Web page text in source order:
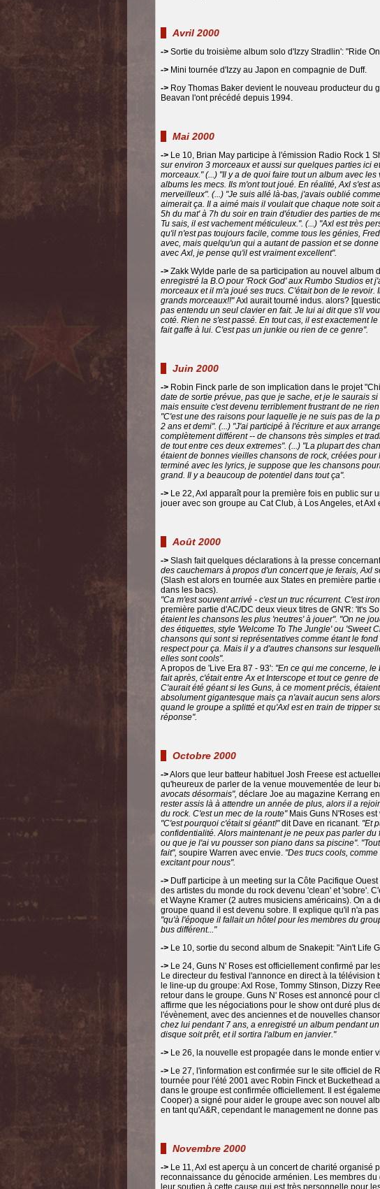
Avril 2000
-> Sortie du troisième album solo d'Izzy Stradlin': "Ride
-> Mini tournée d'Izzy au Japon en compagnie de Duff.
-> Roy Thomas Baker devient le nouveau producteur du
Beavan l'ont précédé depuis 1994.
Mai 2000
-> Le 10, Brian May participe à l'émission Radio Rock 1
sur environ 3 morceaux et aussi sur quelques parties ici
morceaux." (...) "Il y a de quoi faire tout un album avec
albums les mecs. Ils m'ont tout joué. En réalité, Axl s'est
merveilleux". (...) "Je suis allé là-bas, j'avais oublié
aimerait ça. Il a aimé mais il voulait que chaque note
5h du mat' à 7h du soir en train d'étudier des parties de
Tu sais, il est vachement méticuleux.". (...) "Axl est très
qu'il n'est pas toujours facile, comme tous les génies,
avec, mais quelqu'un qui a autant de passion et se
avec Axl, je pense qu'il est vraiment excellent".
-> Zakk Wylde parle de sa participation au nouvel album
enregistré la B.O pour 'Rock God' aux Rumbo Studios
morceaux et il m'a joué ses trucs. C'était bon de le
grands morceaux!!"Axl aurait tourné indus. alors?
pas entendu un seul clavier en fait. Je lui ai dit que s'il
coté. Rien ne s'est passé. En tout cas, il est exactement
fait gaffe à lui. C'est pas un junkie ou rien de ce genre".
Juin 2000
-> Robin Finck parle de son implication dans le projet
date de sortie prévue, pas que je sache, et je le saurais
mais ensuite c'est devenu terriblement frustrant de ne
"C'est une des raisons pour laquelle je ne suis pas de
2 ans et demi". (...) "J'ai participé à l'écriture et aux
complètement différent -- de chansons très simples et
de tout entre ces deux extremes". (...) "La plupart des
étaient de bonnes vieilles chansons de rock, créées
terminé avec les lyrics, je suppose que les chansons
grand. Il y a beaucoup de potentiel dans tout ça".
-> Le 22, Axl apparaît pour la première fois en public sur
jouer avec son groupe au Cat Club, à Los Angeles, et
Août 2000
-> Slash fait quelques déclarations à la presse
des cauchemars à propos d'un concert que je ferais, Axl
(Slash est alors en tournée aux States en première
dans les bacs).
"Ca m'est souvent arrivé - c'est un truc récurrent. C'est
première partie d'AC/DC deux vieux titres de GN'R: 'It's
étaient les chansons les plus 'neutres' à jouer". "On ne
des étiquettes, style 'Welcome To The Jungle' ou 'Sweet
chansons qui sont si représentatives comme étant le
respect pour ça. Mais il y a d'autres chansons sur
elles sont cools".
A propos de 'Live Era 87 - 93': "En ce qui me concerne,
fait après, c'était entre Ax et Interscope et tout ce genre
C'aurait été géant si les Guns, à ce moment précis,
absolument gigantesque mais ça n'avait aucun sens
quand le groupe a splitté et qu'Axl est en train de tripper
réponse".
Octobre 2000
->Alors que leur batteur habituel Josh Freese est
qu'heureux de parler de la venue mouvementée de leur
avocats désormais", déclare Joe au magazine Kerrang
rester assis là à attendre un année de plus, alors il a
du rock. C'est un mec de la route" Mais Guns N'Roses
"C'est pourquoi c'était si géant!"dit Dave en ricanant. "Et
confidentialité. Alors maintenant je ne peux pas parler
ou que je l'ai vu pousser son piano dans sa piscine".
fait", soupire Warren avec envie. "Des trucs cools,
excitant pour nous".
-> Duff participe à un meeting sur la Côte Pacifique
des artistes du monde du rock devenu 'clean' et 'sobre'.
et Wayne Kramer (2 autres musiciens américains). On a
groupe quand il est devenu sobre. Il explique qu'il n'a
"qu'à l'époque il fallait un hôtel pour les membres du
bus différent..."
-> Le 10, sortie du second album de Snakepit: "Ain't Life
-> Le 24, Guns N' Roses est officiellement confirmé par
Le directeur du festival l'annonce en direct à la
le line-up du groupe: Axl Rose, Tommy Stinson, Dizzy
retour dans le groupe. Guns N' Roses est annoncé pour
affirme que les négociations pour le show ont duré plus
l'évènement, avec des anciennes et de nouvelles
chez lui pendant 7 ans, a enregistré un album pendant
disque soit prêt, et il sortira l'album en janvier."
-> Le 26, la nouvelle est propagée dans le monde entier
-> Le 27, l'information est confirmée sur le site officiel de
tournée pour l'été 2001 avec Robin Finck et Buckethead
dans le groupe est confirmée officiellement. Il est
Cooper) a signé pour aider le groupe avec son nouvel
en tant qu'A&R, cependant le management ne donne
Novembre 2000
-> Le 11, Axl est aperçu à un concert de charité organisé
reconnaissance du génocide arménien. Les membres
leur soutien à cette cause qui est très personnelle pour